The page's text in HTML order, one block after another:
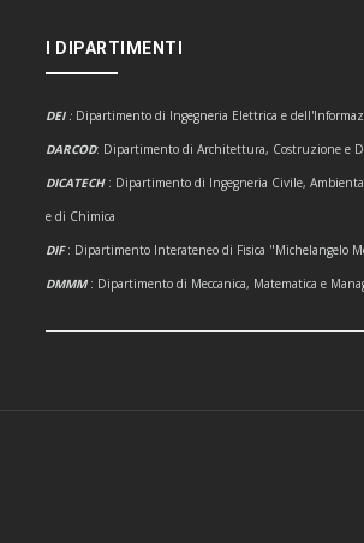
I DIPARTIMENTI
DEI : Dipartimento di Ingegneria Elettrica e
DARCOD: Dipartimento di Architettura, Costruzione e
DICATECH : Dipartimento di Ingegneria Civile,
e di Chimica
DIF: Dipartimento Interateneo di Fisica "Michelangelo
DMMM: Dipartimento di Meccanica, Matematica e